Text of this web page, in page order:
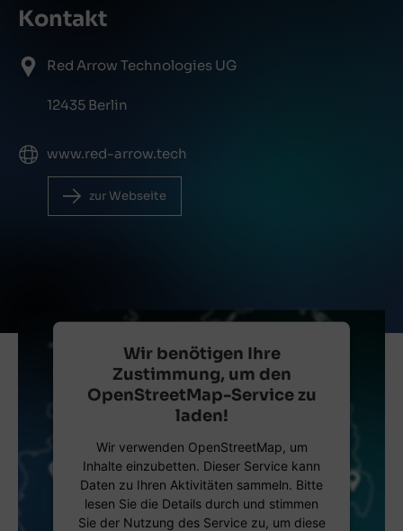
Kontakt
Red Arrow Technologies UG
12435 Berlin
www.red-arrow.tech
zur Webseite
Wir benötigen Ihre
Zustimmung, um den
OpenStreetMap-Service zu
laden!
Wir verwenden OpenStreetMap, um
Inhalte einzubetten. Dieser Service kann
Daten zu Ihren Aktivitäten sammeln. Bitte
lesen Sie die Details durch und stimmen
Sie der Nutzung des Service zu, um diese